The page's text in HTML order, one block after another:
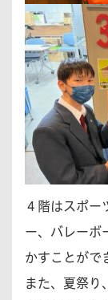
４階はスポー
ー、バレーボ
かすことがで
また、夏祭り